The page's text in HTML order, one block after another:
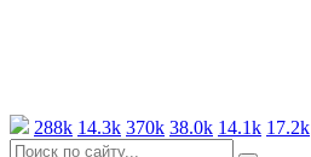
288k 14.3k 370k 38.0k 14.1k 17.2k